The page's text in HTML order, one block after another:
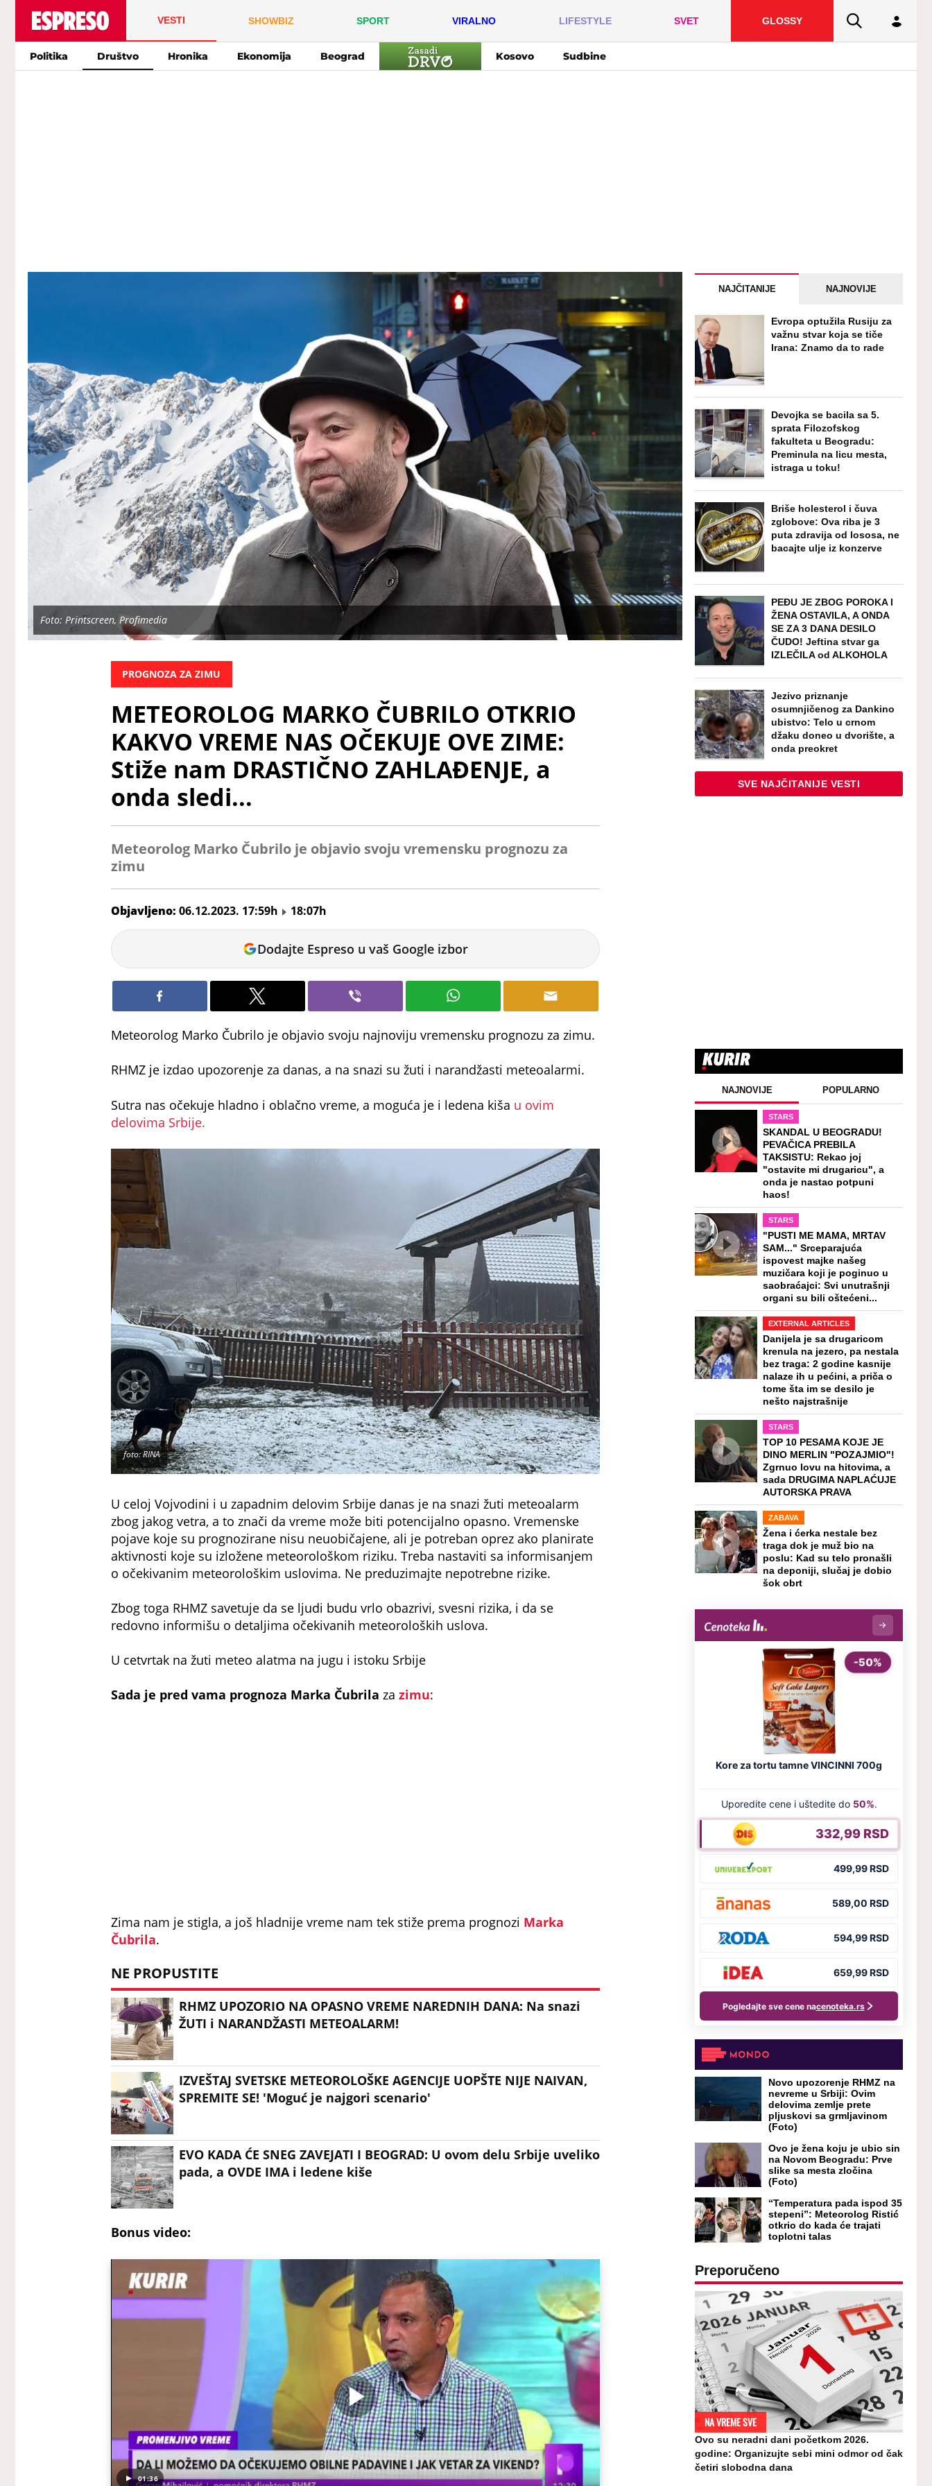
VESTI SHOWBIZ SPORT VIRALNO LIFESTYLE SVET GLOSSY
Politika Društvo Hronika Ekonomija Beograd Kosovo Sudbine
Foto: Printscreen, Profimedia
PROGNOZA ZA ZIMU
METEOROLOG MARKO ČUBRILO OTKRIO
KAKVO VREME NAS OČEKUJE OVE ZIME:
Stiže nam DRASTIČNO ZAHLAĐENJE, a
onda sledi...
Meteorolog Marko Čubrilo je objavio svoju vremensku prognozu za
zimu
Objavljeno: 06.12.2023. 17:59h
18:07h
Nikolina
Jokić
Dodajte Espreso u vaš Google izbor
Meteorolog Marko Čubrilo je objavio svoju najnoviju vremensku prognozu za zimu.
RHMZ je izdao upozorenje za danas, a na snazi su žuti i narandžasti meteoalarmi.
Sutra nas očekuje hladno i oblačno vreme, a moguća je i ledena kiša u ovim
delovima Srbije.
foto: RINA
U celoj Vojvodini i u zapadnim delovim Srbije danas je na snazi žuti meteoalarm
zbog jakog vetra, a to znači da vreme može biti potencijalno opasno. Vremenske
pojave koje su prognozirane nisu neuobičajene, ali je potreban oprez ako planirate
aktivnosti koje su izložene meteorološkom riziku. Treba nastaviti sa informisanjem
o očekivanim meteorološkim uslovima. Ne preduzimajte nepotrebne rizike.
Zbog toga RHMZ savetuje da se ljudi budu vrlo obazrivi, svesni rizika, i da se
redovno informišu o detaljima očekivanih meteoroloških uslova.
U cetvrtak na žuti meteo alatma na jugu i istoku Srbije
Sada je pred vama prognoza Marka Čubrila za zimu:
Zima nam je stigla, a još hladnije vreme nam tek stiže prema prognozi Marka
Čubrila.
NE PROPUSTITE
RHMZ UPOZORIO NA OPASNO VREME NAREDNIH DANA: Na snazi
ŽUTI i NARANDŽASTI METEOALARM!
IZVEŠTAJ SVETSKE METEOROLOŠKE AGENCIJE UOPŠTE NIJE NAIVAN,
SPREMITE SE! 'Moguć je najgori scenario'
EVO KADA ĆE SNEG ZAVEJATI I BEOGRAD: U ovom delu Srbije uveliko
pada, a OVDE IMA i ledene kiše
Bonus video:
01:36
NAJČITANIJE NAJNOVIJE
Evropa optužila Rusiju za
važnu stvar koja se tiče
Irana: Znamo da to rade
Devojka se bacila sa 5.
sprata Filozofskog
fakulteta u Beogradu:
Preminula na licu mesta,
istraga u toku!
Briše holesterol i čuva
zglobove: Ova riba je 3
puta zdravija od lososa, ne
bacajte ulje iz konzerve
PEĐU JE ZBOG POROKA I
ŽENA OSTAVILA, A ONDA
SE ZA 3 DANA DESILO
ČUDO! Jeftina stvar ga
IZLEČILA od ALKOHOLA
Jezivo priznanje
osumnjičenog za Dankino
ubistvo: Telo u crnom
džaku doneo u dvorište, a
onda preokret
SVE NAJČITANIJE VESTI
NAJNOVIJE POPULARNO
STARS
SKANDAL U BEOGRADU!
PEVAČICA PREBILA
TAKSISTU: Rekao joj
"ostavite mi drugaricu", a
onda je nastao potpuni
haos!
STARS
"PUSTI ME MAMA, MRTAV
SAM..." Srceparajuća
ispovest majke našeg
muzičara koji je poginuo u
saobraćajci: Svi unutrašnji
organi su bili oštećeni...
EXTERNAL ARTICLES
Danijela je sa drugaricom
krenula na jezero, pa nestala
bez traga: 2 godine kasnije
nalaze ih u pećini, a priča o
tome šta im se desilo je
nešto najstrašnije
STARS
TOP 10 PESAMA KOJE JE
DINO MERLIN "POZAJMIO"!
Zgrnuo lovu na hitovima, a
sada DRUGIMA NAPLAĆUJE
AUTORSKA PRAVA
ZABAVA
Žena i ćerka nestale bez
traga dok je muž bio na
poslu: Kad su telo pronašli
na deponiji, slučaj je dobio
šok obrt
Novo upozorenje RHMZ na
nevreme u Srbiji: Ovim
delovima zemlje prete
pljuskovi sa grmljavinom
(Foto)
Ovo je žena koju je ubio sin
na Novom Beogradu: Prve
slike sa mesta zločina
(Foto)
“Temperatura pada ispod 35
stepeni”: Meteorolog Ristić
otkrio do kada će trajati
toplotni talas
Preporučeno
NA VREME SVE
Ovo su neradni dani početkom 2026.
godine: Organizujte sebi mini odmor od čak
četiri slobodna dana